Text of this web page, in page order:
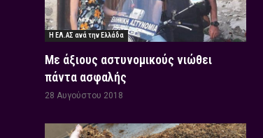
Η ΕΛ.ΑΣ ανά την Ελλάδα
Με άξιους αστυνομικούς νιώθει
πάντα ασφαλής
28 Αυγούστου 2018